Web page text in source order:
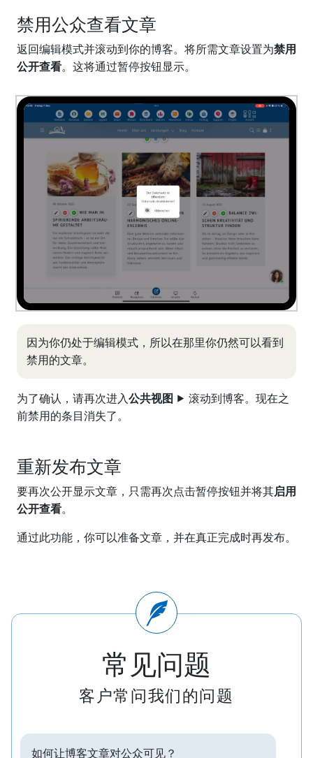
禁用公众查看文章
返回编辑模式并滚动到你的博客。将所需文章设置为禁用
公开查看。这将通过暂停按钮显示。
因为你仍处于编辑模式，所以在那里你仍然可以看到
禁用的文章。
为了确认，请再次进入公共视图 ⯈ 滚动到博客。现在之
前禁用的条目消失了。
重新发布文章
要再次公开显示文章，只需再次点击暂停按钮并将其启用
公开查看。
通过此功能，你可以准备文章，并在真正完成时再发布。
常见问题
客户常问我们的问题
如何让博客文章对公众可见？